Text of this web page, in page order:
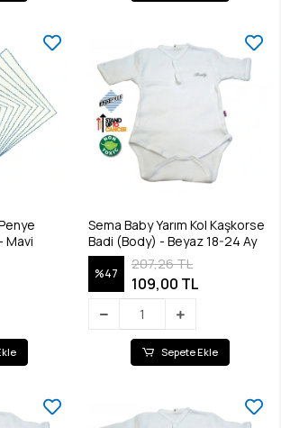
Mavi
Sema Baby Yarım Kol Kaşkorse
Badi (Body) - Beyaz 18-24 Ay
%47
207,26 TL
109,00 TL
Sepete Ekle